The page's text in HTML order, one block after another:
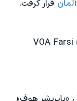
قرار گرفت.